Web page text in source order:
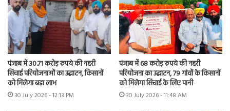
पंजाब में 30.71 करोड़ रुपये की नहरी
सिंचाई परियोजनाओं का उद्घाटन, किसानों
को मिलेगा बड़ा लाभ
30 July 2026 - 12:13 PM
पंजाब में 68 करोड़ रुपये की नहरी
परियोजना का उद्घाटन, 79 गांवों के किसानों
को मिलेगा सिंचाई के लिए पानी
30 July 2026 - 11:48 AM